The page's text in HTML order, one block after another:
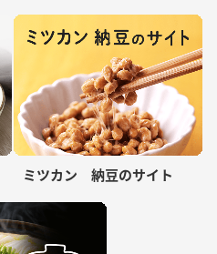
ミツカン 納豆のサイト